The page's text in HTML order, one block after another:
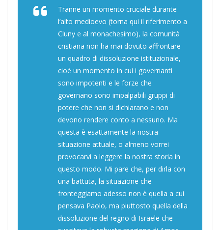
Tranne un momento cruciale durante
l’alto medioevo (torna qui il riferimento a
Cluny e al monachesimo), la comunità
cristiana non ha mai dovuto affrontare
un quadro di dissoluzione istituzionale,
cioè un momento in cui i governanti
sono impotenti e le forze che
governano sono impalpabili gruppi di
potere che non si dichiarano e non
devono rendere conto a nessuno. Ma
questa è esattamente la nostra
situazione attuale, o almeno vorrei
provocarvi a leggere la nostra storia in
questo modo. Mi pare che, per dirla con
una battuta, la situazione che
fronteggiamo adesso non è quella a cui
pensava Paolo, ma piuttosto quella della
dissoluzione del regno di Israele che